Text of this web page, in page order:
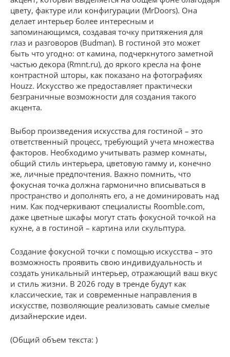
цвету, фактуре или конфигурации (MrDoors). Она
делает интерьер более интересным и
запоминающимся, создавая точку притяжения для
глаз и разговоров (Budman). В гостиной это может
быть что угодно: от камина, подчеркнутого заметной
частью декора (Rmnt.ru), до яркого кресла на фоне
контрастной шторы, как показано на фотографиях
Houzz. Искусство же предоставляет практически
безграничные возможности для создания такого
акцента.
Выбор произведения искусства для гостиной – это
ответственный процесс, требующий учета множества
факторов. Необходимо учитывать размер комнаты,
общий стиль интерьера, цветовую гамму и, конечно
же, личные предпочтения. Важно помнить, что
фокусная точка должна гармонично вписываться в
пространство и дополнять его, а не доминировать над
ним. Как подчеркивают специалисты Roomble.com,
даже цветные шкафы могут стать фокусной точкой на
кухне, а в гостиной – картина или скульптура.
Создание фокусной точки с помощью искусства – это
возможность проявить свою индивидуальность и
создать уникальный интерьер, отражающий ваш вкус
и стиль жизни. В 2026 году в тренде будут как
классические, так и современные направления в
искусстве, позволяющие реализовать самые смелые
дизайнерские идеи.
(Общий объем текста: )